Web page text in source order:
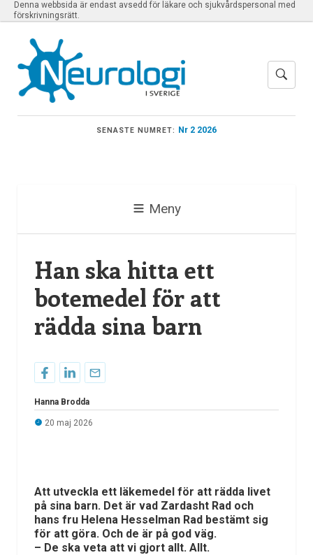
Denna webbsida är endast avsedd för läkare och sjukvårdspersonal med
förskrivningsrätt.
SENASTE NUMRET: Nr 2 2026
Meny
Han ska hitta ett
botemedel för att
rädda sina barn
Hanna Brodda
20 maj 2026
Att utveckla ett läkemedel för att rädda livet
på sina barn. Det är vad Zardasht Rad och
hans fru Helena Hesselman Rad bestämt sig
för att göra. Och de är på god väg.
– De ska veta att vi gjort allt. Allt.